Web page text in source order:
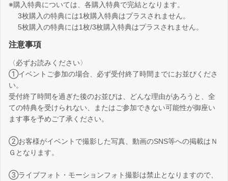
※購入特典については、各購入特典で完結となります。
3枚購入の特典には1枚購入特典はプラスされません。
5枚購入の特典には1枚/3枚購入特典はプラスされません。
注意事項
〈必ずお読みください〉
①イベントご参加の場合、必ず受付終了時間までにお並びくださ
い。
受付終了時間を過ぎた後のお並びは、どんな理由があろうと、全
ての特典を受けられない、またはご参加できない可能性が御座い
ます事を予めご了承ください。
➁お客様がイベントで撮影した写真、動画のSNS等への掲載はＮ
Ｇとなります。
③ライブフォト・モーションフォト撮影は禁止となりますので、